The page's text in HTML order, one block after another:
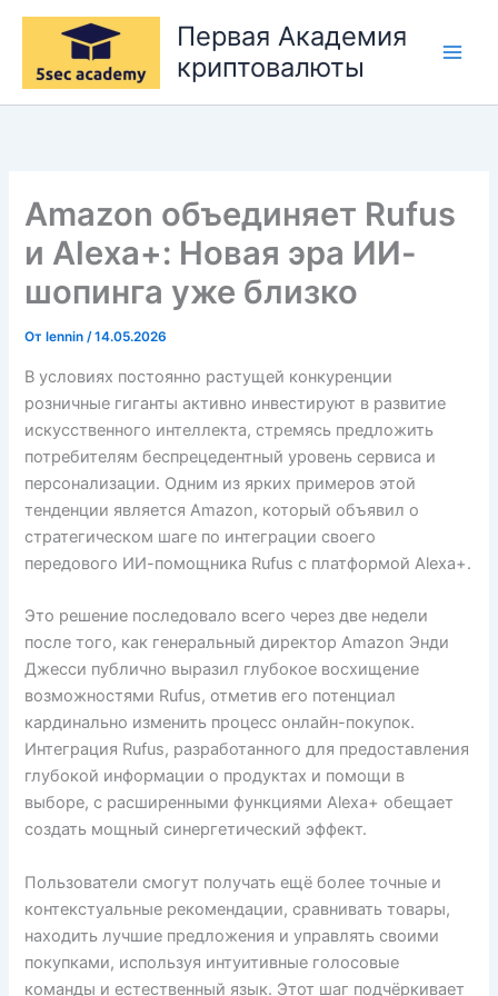
Перейти
содержимому
Первая Академия
криптовалюты
Amazon объединяет Rufus
и Alexa+: Новая эра ИИ-
шопинга уже близко
От lennin/14.05.2026
В условиях постоянно растущей конкуренции
розничные гиганты активно инвестируют в развитие
искусственного интеллекта, стремясь предложить
потребителям беспрецедентный уровень сервиса и
персонализации. Одним из ярких примеров этой
тенденции является Amazon, который объявил о
стратегическом шаге по интеграции своего
передового ИИ-помощника Rufus с платформой Alexa+.
Это решение последовало всего через две недели
после того, как генеральный директор Amazon Энди
Джесси публично выразил глубокое восхищение
возможностями Rufus, отметив его потенциал
кардинально изменить процесс онлайн-покупок.
Интеграция Rufus, разработанного для предоставления
глубокой информации о продуктах и помощи в
выборе, с расширенными функциями Alexa+ обещает
создать мощный синергетический эффект.
Пользователи смогут получать ещё более точные и
контекстуальные рекомендации, сравнивать товары,
находить лучшие предложения и управлять своими
покупками, используя интуитивные голосовые
команды и естественный язык. Этот шаг подчёркивает